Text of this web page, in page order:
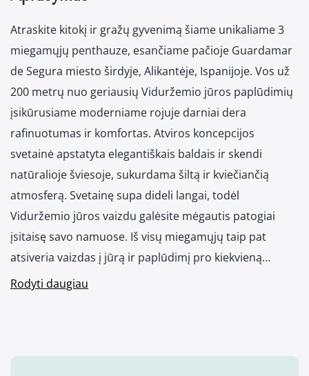
Atraskite kitokį ir gražų gyvenimą šiame unikaliame 3
miegamųjų penthauze, esančiame pačioje Guardamar
de Segura miesto širdyje, Alikantėje, Ispanijoje. Vos už
200 metrų nuo geriausių Viduržemio jūros paplūdimių
įsikūrusiame moderniame rojuje darniai dera
rafinuotumas ir komfortas. Atviros koncepcijos
svetainė apstatyta elegantiškais baldais ir skendi
natūralioje šviesoje, sukurdama šiltą ir kviečiančią
atmosferą. Svetainę supa dideli langai, todėl
Viduržemio jūros vaizdu galėsite mėgautis patogiai
įsitaisę savo namuose. Iš visų miegamųjų taip pat
atsiveria vaizdas į jūrą ir paplūdimį pro kiekvieną…
Rodyti daugiau